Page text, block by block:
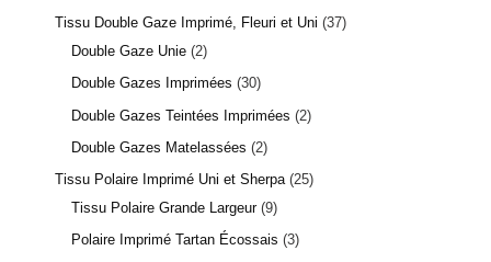
Tissu Double Gaze Imprimé, Fleuri et Uni 37
Double Gaze Unie 2
Double Gazes Imprimées 30
Double Gazes Teintées Imprimées
2
Double Gazes Matelassées
2
Tissu Polaire Imprimé Uni et Sherpa 25
Tissu Polaire Grande Largeur 9
Polaire Imprimé Tartan Écossais 3